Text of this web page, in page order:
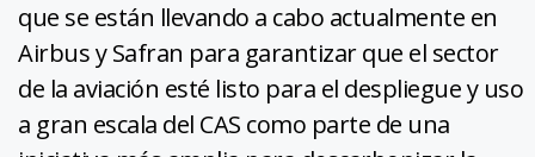
que se están llevando a cabo actualmente en
Airbus y Safran para garantizar que el sector
de la aviación esté listo para el despliegue y uso
a gran escala del CAS como parte de una